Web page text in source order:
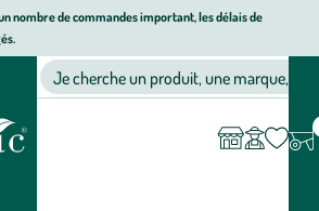
nombre de commandes important, les délais de
animalerie, décoration, alimentation bio
Je cherche un produit, une marque, un
compte